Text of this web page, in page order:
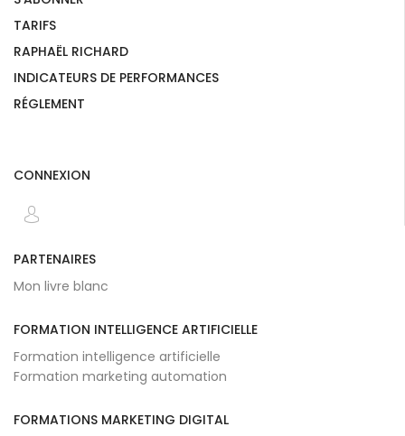
TARIFS
RAPHAËL RICHARD
INDICATEURS DE PERFORMANCES
RÉGLEMENT
CONNEXION
PARTENAIRES
Mon livre blanc
FORMATION INTELLIGENCE ARTIFICIELLE
Formation intelligence artificielle
Formation marketing automation
FORMATIONS MARKETING DIGITAL